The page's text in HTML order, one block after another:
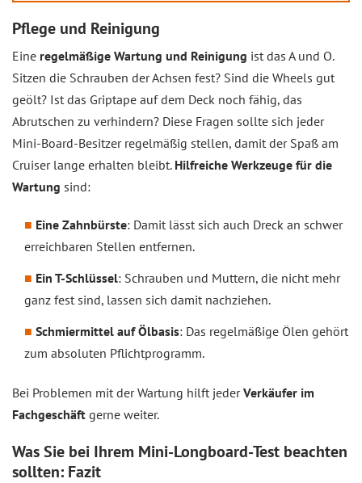
Pflege und Reinigung
Eine regelmäßige Wartung und Reinigung ist das A und O.
Sitzen die Schrauben der Achsen fest? Sind die Wheels gut
geölt? Ist das Griptape auf dem Deck noch fähig, das
Abrutschen zu verhindern? Diese Fragen sollte sich jeder
Mini-Board-Besitzer regelmäßig stellen, damit der Spaß am
Cruiser lange erhalten bleibt. Hilfreiche Werkzeuge für die
Wartung sind:
Eine Zahnbürste: Damit lässt sich auch Dreck an schwer
erreichbaren Stellen entfernen.
Ein T-Schlüssel: Schrauben und Muttern, die nicht mehr
ganz fest sind, lassen sich damit nachziehen.
Schmiermittel auf Ölbasis: Das regelmäßige Ölen gehört
zum absoluten Pflichtprogramm.
Bei Problemen mit der Wartung hilft jederVerkäufer im
Fachgeschäft gerne weiter.
Was Sie bei Ihrem Mini-Longboard-Test beachten
sollten: Fazit